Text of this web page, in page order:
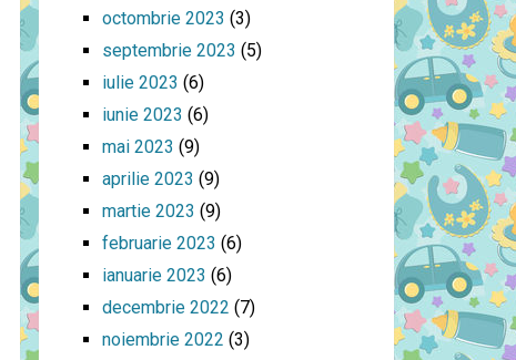
octombrie 2023 (3)
septembrie 2023 (5)
iulie 2023 (6)
iunie 2023 (6)
mai 2023 (9)
aprilie 2023 (9)
martie 2023 (9)
februarie 2023 (6)
ianuarie 2023 (6)
decembrie 2022 (7)
noiembrie 2022 (3)